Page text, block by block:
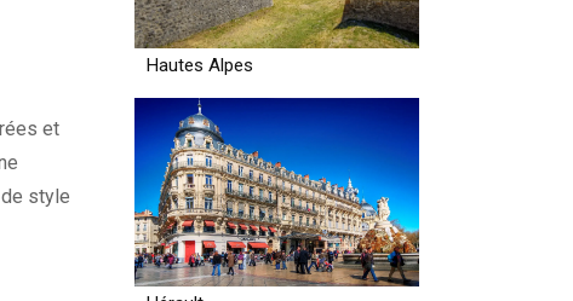
et
style
Hautes Alpes